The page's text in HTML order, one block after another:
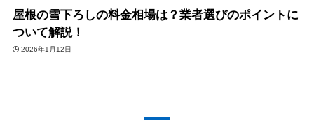
屋根の雪下ろしの料金相場は？業者選びのポイントに
ついて解説！
2026年1月12日